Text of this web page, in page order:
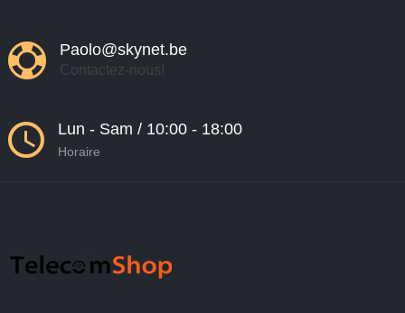
Paolo@skynet.be
Contactez-nous!
Lun - Sam / 10:00 - 18:00
Horaire